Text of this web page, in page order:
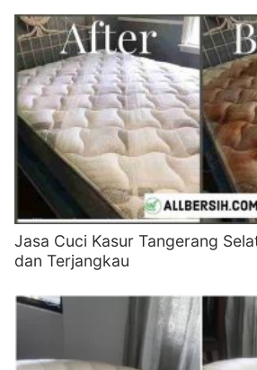
Jasa Cuci Kasur Tangerang
dan Terjangkau